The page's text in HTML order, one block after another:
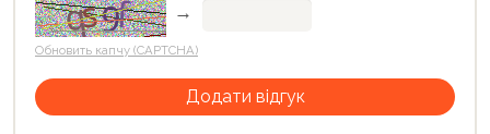
→
Обновить капчу (CAPTCHA)